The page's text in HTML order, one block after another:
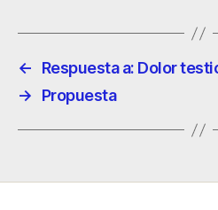
←
Respuesta a: Dolor
→
Propuesta